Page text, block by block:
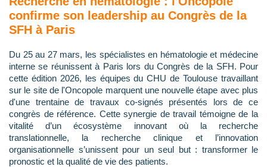
confirme son leadership au Congrès de la
SFH à Paris
Du 25 au 27 mars, les spécialistes en hématologie et médecine
interne se réunissent à Paris lors du Congrès de la SFH. Pour
cette édition 2026, les équipes du CHU de Toulouse travaillant
sur le site de l'Oncopole marquent une nouvelle étape avec plus
d'une trentaine de travaux co-signés présentés lors de ce
congrès de référence. Cette synergie de travail témoigne de la
vitalité d’un écosystème innovant où la recherche
translationnelle, la recherche clinique et l’innovation
organisationnelle s’unissent pour un seul but : transformer le
pronostic et la qualité de vie des patients.